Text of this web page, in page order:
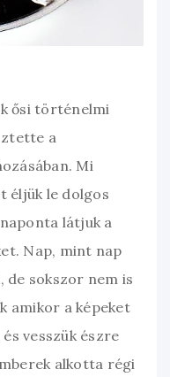
ősi történelmi
a
Mi
éljük le dolgos
látjuk a
Nap, mint nap
de sokszor nem is
amikor a képeket
vesszük észre
alkotta régi